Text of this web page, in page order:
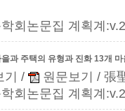
회논문집 계획계
과 주택의 유형과 진화13개 마
/ 원문보기
/ 張
회논문집 계획계